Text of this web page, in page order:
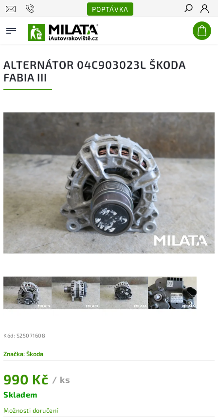
POPTÁVKA
Hledat
ALTERNÁTOR 04C903023L ŠKODA
FABIA III
Kód: S25071608
Značka:Škoda
990 Kč / ks
Skladem
Možnosti doručení